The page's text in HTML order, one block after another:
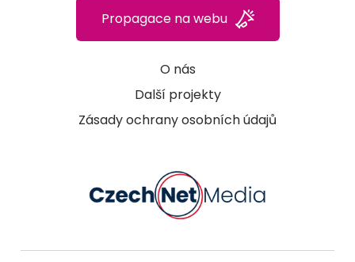
O nás
Další projekty
Zásady ochrany osobních údajů
Propagace na webu